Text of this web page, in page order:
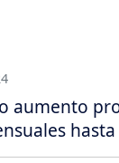
aumento